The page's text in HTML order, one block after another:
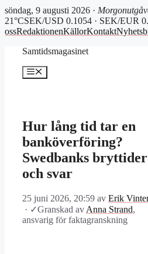
söndag, 9 augusti 2026 ·
21°CSEK/USD 0.1054 · SEK/EUR
ossRedaktionenKällorKontakt
Samtidsmagasinet
Meny
Hur lång tid tar en
banköverföring?
Swedbanks bryttider
och svar
25 juni 2026, 20:59 av Erik
· ✓Granskad av Anna Strand,
ansvarig för faktagranskning